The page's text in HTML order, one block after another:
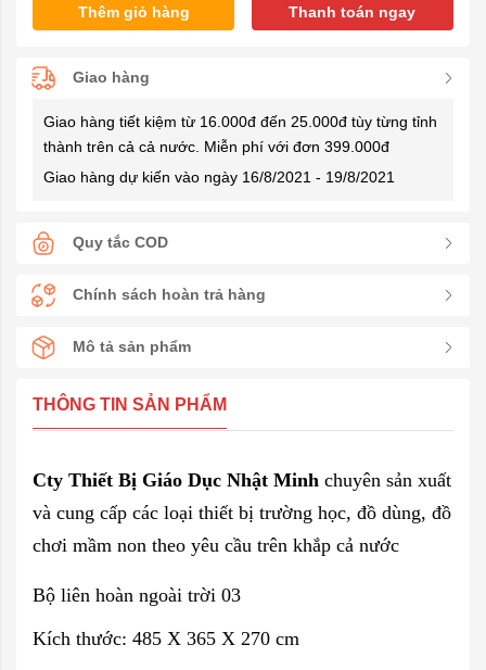
Thêm giỏ hàng Thanh toán ngay
Giao hàng
Giao hàng tiết kiệm từ 16.000đ đến 25.000đ tùy từng tỉnh
thành trên cả cả nước. Miễn phí với đơn 399.000đ
Giao hàng dự kiến vào ngày 16/8/2021 - 19/8/2021
Quy tắc COD
Chính sách hoàn trả hàng
Mô tả sản phẩm
THÔNG TIN SẢN PHẨM
Cty Thiết Bị Giáo Dục Nhật Minh chuyên sản xuất
và cung cấp các loại thiết bị trường học, đồ dùng, đồ
chơi mầm non theo yêu cầu trên khắp cả nước
Bộ liên hoàn ngoài trời 03
Kích thước: 485 X 365 X 270 cm